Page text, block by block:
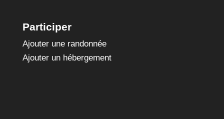
Participer
Ajouter une randonnée
Ajouter un hébergement